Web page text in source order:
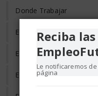
Donde Trabajar
Empleo de Tercera Edad
Empleo Discapacitados
Empleo en el Mundo
Reciba
Le notificaremos
página